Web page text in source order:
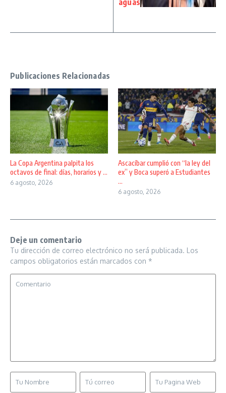
Publicaciones Relacionadas
La Copa Argentina palpita los
octavos de final: días, horarios y ...
6 agosto, 2026
Ascacíbar cumplió con “la ley del
ex” y Boca superó a Estudiantes
...
6 agosto, 2026
Deje un comentario
Tu dirección de correo electrónico no será publicada. Los
campos obligatorios están marcados con *